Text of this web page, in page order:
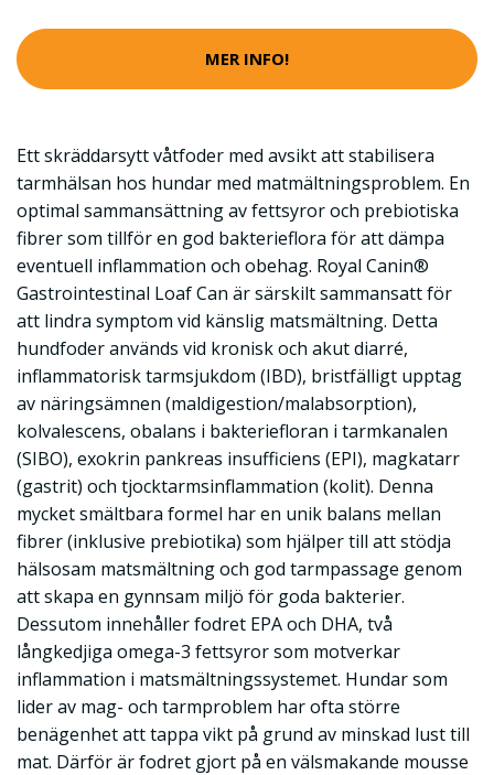
MER INFO!
Ett skräddarsytt våtfoder med avsikt att stabilisera
tarmhälsan hos hundar med matmältningsproblem. En
optimal sammansättning av fettsyror och prebiotiska
fibrer som tillför en god bakterieflora för att dämpa
eventuell inflammation och obehag. Royal Canin®
Gastrointestinal Loaf Can är särskilt sammansatt för
att lindra symptom vid känslig matsmältning. Detta
hundfoder används vid kronisk och akut diarré,
inflammatorisk tarmsjukdom (IBD), bristfälligt upptag
av näringsämnen (maldigestion/malabsorption),
kolvalescens, obalans i bakteriefloran i tarmkanalen
(SIBO), exokrin pankreas insufficiens (EPI), magkatarr
(gastrit) och tjocktarmsinflammation (kolit). Denna
mycket smältbara formel har en unik balans mellan
fibrer (inklusive prebiotika) som hjälper till att stödja
hälsosam matsmältning och god tarmpassage genom
att skapa en gynnsam miljö för goda bakterier.
Dessutom innehåller fodret EPA och DHA, två
långkedjiga omega-3 fettsyror som motverkar
inflammation i matsmältningssystemet. Hundar som
lider av mag- och tarmproblem har ofta större
benägenhet att tappa vikt på grund av minskad lust till
mat. Därför är fodret gjort på en välsmakande mousse